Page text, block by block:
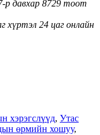
р давхар 8729 тоот
хүртэл 24 цаг онлайн
хэрэгслүүд, Утас
өрмийн хошуу,